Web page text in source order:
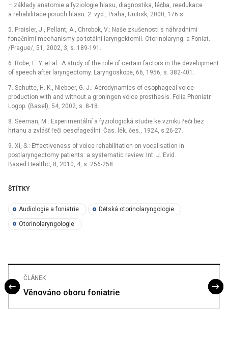
–⁠ základy anatomie a fyziologie hlasu, diagnostika, léčba, reedukace
a rehabilitace poruch hlasu. 2. vyd., Praha, Unitisk, 2000, 176 s.
5. Praisler, J., Pellant, A., Chrobok, V.: Naše zkušenosti s náhradními
fonačními mechanismy po totální laryngektomii. Otorinolaryng. a Foniat.
/Prague/, 51, 2002, 3, s. 189-191.
6. Robe, E. Y. et al.: A study of the role of certain factors in the development
of speech after laryngectomy. Laryngoskope, 66, 1956, s. 382-401.
7. Schutte, H. K., Nieboer, G. J.: Aerodynamics of esophageal voice
production with and without a groningen voice prosthesis. Folia Phoniatr.
Logop. (Basel), 54, 2002, s. 8-18.
8. Seeman, M.: Experimentální a fyziologická studie ke vzniku řeči bez
hrtanu a zvlášť řeči oesofageální. Čas. lék. čes., 1924, s.26-27.
9. Xi, S.: Effectiveness of voice rehabilitation on vocalisation in
postlaryngectomy patients: a systematic review. Int. J. Evid.
Based Healthc, 8, 2010, 4, s. 256-258.
ŠTÍTKY
Audiologie a foniatrie Dětská otorinolaryngologie
Otorinolaryngologie
ČLÁNEK
Věnováno oboru foniatrie